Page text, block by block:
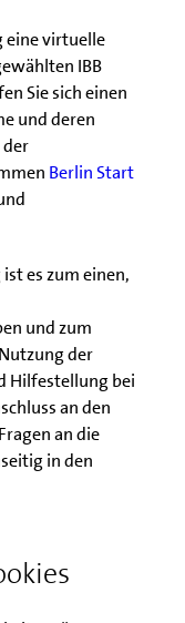
eine virtuelle
IBB
Sie sich einen
und deren
der
Berlin Start
es zum einen,
und zum
der
Hilfestellung bei
an den
an die
in den
allen